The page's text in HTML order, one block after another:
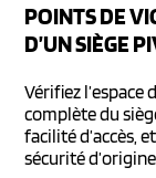
POINTS DE
D’UN SIÈGE
Vérifiez
complète du
facilité d’accès,
sécurité